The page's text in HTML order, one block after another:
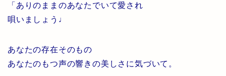
「ありのままのあなたでいて愛され
唄いましょう♩
あなたの存在そのもの
あなたのもつ声の響きの美しさに気づいて。